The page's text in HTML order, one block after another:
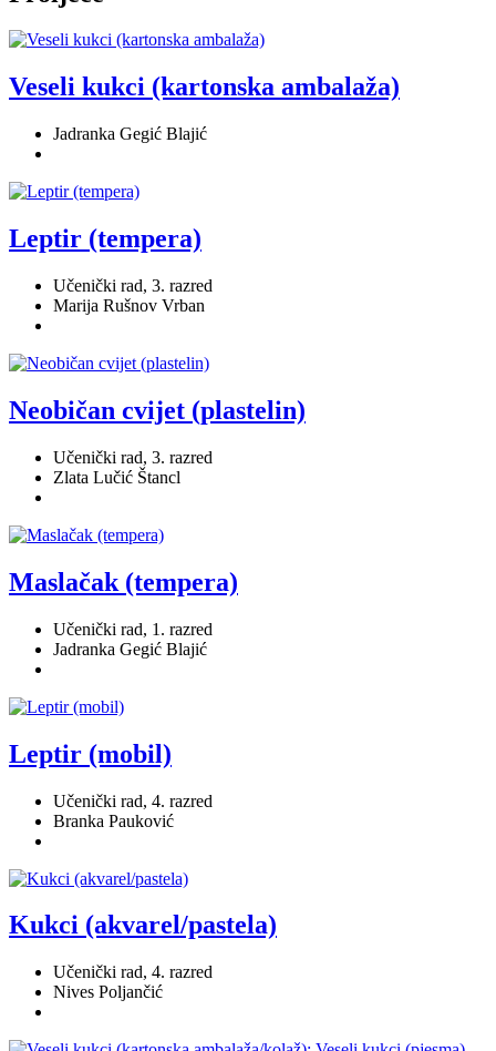
Veseli kukci (kartonska ambalaža)
Jadranka Gegić Blajić
Leptir (tempera)
Učenički rad, 3. razred
Marija Rušnov Vrban
Neobičan cvijet (plastelin)
Učenički rad, 3. razred
Zlata Lučić Štancl
Maslačak (tempera)
Učenički rad, 1. razred
Jadranka Gegić Blajić
Leptir (mobil)
Učenički rad, 4. razred
Branka Pauković
Kukci (akvarel/pastela)
Učenički rad, 4. razred
Nives Poljančić